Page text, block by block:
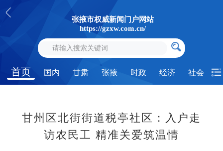
张掖市权威新闻门户网站
https://gzxw.com.cn/
首页 国内 甘肃 张掖 时政 经济 社会
甘州区北街街道税亭社区：入户走
访农民工 精准关爱筑温情